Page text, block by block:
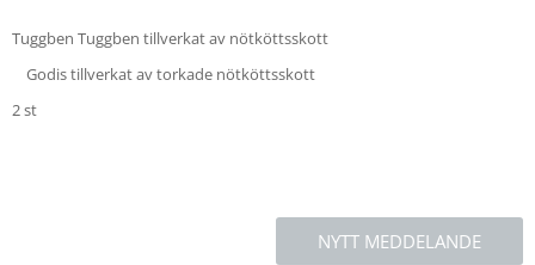
Tuggben Tuggben tillverkat av nötköttsskott
Godis tillverkat av torkade nötköttsskott
2 st
NYTT MEDDELANDE